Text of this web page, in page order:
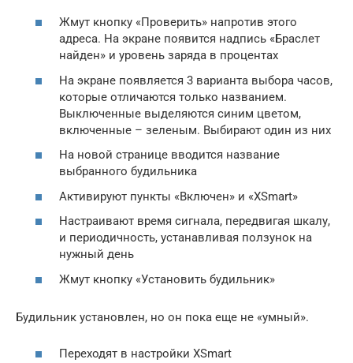
Жмут кнопку «Проверить» напротив этого
адреса. На экране появится надпись «Браслет
найден» и уровень заряда в процентах
На экране появляется 3 варианта выбора часов,
которые отличаются только названием.
Выключенные выделяются синим цветом,
включенные – зеленым. Выбирают один из них
На новой странице вводится название
выбранного будильника
Активируют пункты «Включен» и «XSmart»
Настраивают время сигнала, передвигая шкалу,
и периодичность, устанавливая ползунок на
нужный день
Жмут кнопку «Установить будильник»
Будильник установлен, но он пока еще не «умный».
Переходят в настройки XSmart